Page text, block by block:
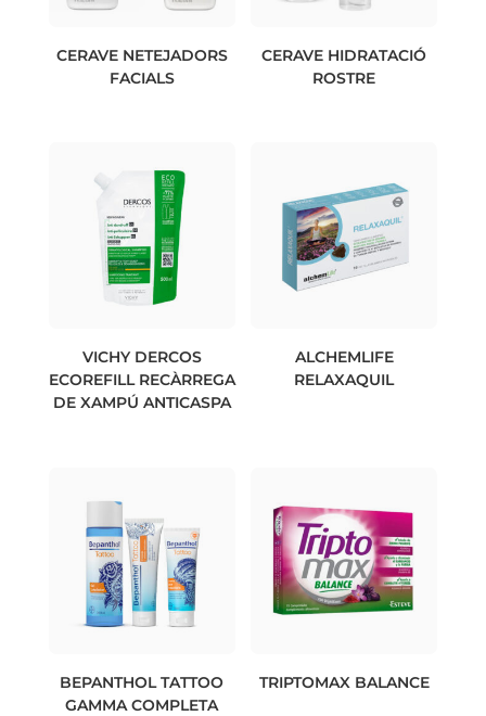
CERAVE NETEJADORS
FACIALS
CERAVE HIDRATACIÓ
ROSTRE
VICHY DERCOS
ECOREFILL RECÀRREGA
DE XAMPÚ ANTICASPA
ALCHEMLIFE
RELAXAQUIL
BEPANTHOL TATTOO
GAMMA COMPLETA
TRIPTOMAX BALANCE